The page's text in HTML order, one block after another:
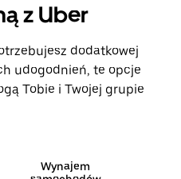
z Uber
dodatkowej
udogodnień, te opcje
Tobie i Twojej grupie
Wynajem